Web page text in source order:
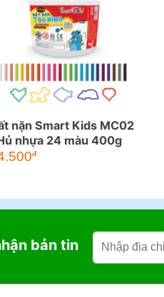
nặn Smart Kids MC02
Hủ nhựa 24 màu 400g
đ
bản tin